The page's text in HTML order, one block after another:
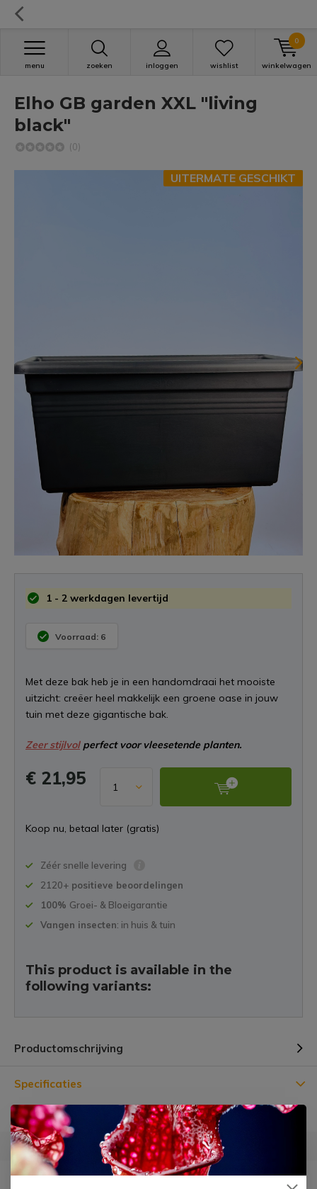
zoeken inloggen
menu wishlist winkelwagen
0
Elho GB garden XXL "living
black"
(0)
UITERMATE GESCHIKT
1 - 2 werkdagen levertijd
Voorraad: 6
Met deze bak heb je in een handomdraai het mooiste
uitzicht: creëer heel makkelijk een groene oase in jouw
tuin met deze gigantische bak.
Zeer stijlvolperfect voor vleesetende planten.
€ 21,95
Koop nu, betaal later (gratis)
Zéér snelle levering
2120+ positieve beoordelingen
100% Groei- & Bloeigarantie
Vangen insecten: in huis & tuin
This product is available in the
following variants:
Productomschrijving
Specificaties
Diameter ⌀ 60 cm
Hoogte 58.0 cm x 28.5 cm x 26.8 cm
Materiaal Kunststof